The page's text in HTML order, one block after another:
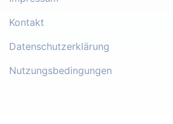
Kontakt
Datenschutzerklärung
Nutzungsbedingungen